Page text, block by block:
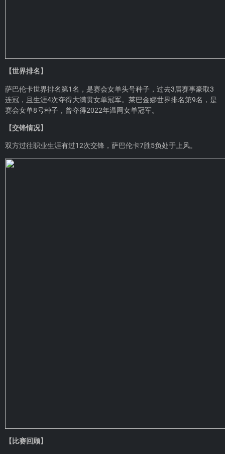
【世界排名】
萨巴伦卡世界排名第1名，是赛会女单头号种子，过去3届赛事豪取3
连冠，且生涯4次夺得大满贯女单冠军。莱巴金娜世界排名第9名，是
赛会女单8号种子，曾夺得2022年温网女单冠军。
【交锋情况】
双方过往职业生涯有过12次交锋，萨巴伦卡7胜5负处于上风。
【比赛回顾】